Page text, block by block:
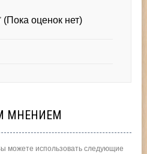
(Пока оценок нет)
МНЕНИЕМ
можете использовать следующие